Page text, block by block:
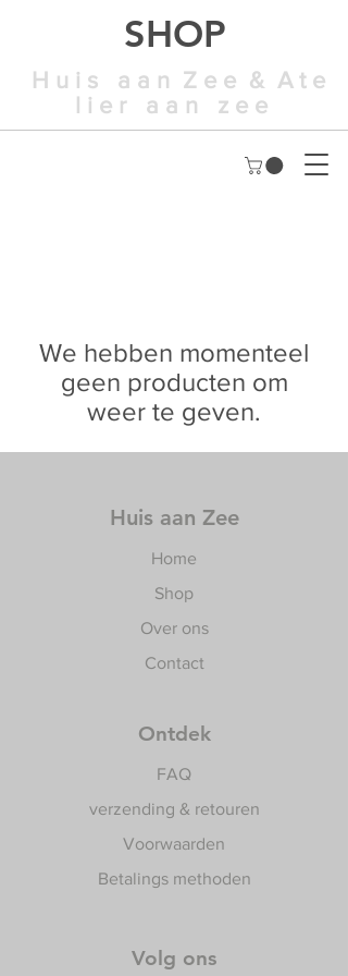
H u i s a a n Z e e & A t e
l i e r a a n z e e
SHOP
We hebben momenteel
geen producten om
weer te geven.
Huis aan Zee
Home
Shop
Over ons
Contact
Ontdek
FAQ
verzending & retouren
Voorwaarden
Betalings methoden
Volg ons